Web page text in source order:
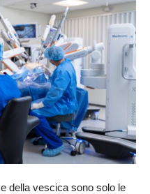
della vescica sono solo le